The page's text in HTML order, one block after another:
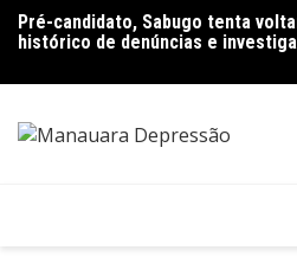
para
conteúdo
Pré-candidato, Sabugo tenta
histórico de denúncias e
Bolsonaro pede ao STF para
Pais